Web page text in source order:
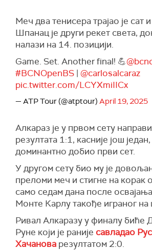
Меч два тенисера трајао је сат
Шпанац је други рекет света,
налази на 14. позицији.
Game. Set. Another final! 💪
#BCNOpenBS | @carlosalcaraz
pic.twitter.com/LCYXmiIICx
— ATP Tour (@atptour) April 19, 2025
Алкараз је у првом сету
резултата 1:1, касније још
доминантно добио први сет.
У другом сету био му је
преломи меч и стигне на корак
само седам дана после
Монте Карлу такође играног
Ривал Алкаразу у финалу биће
Руне који је раније савладао
Хачанова резултатом 2:0.